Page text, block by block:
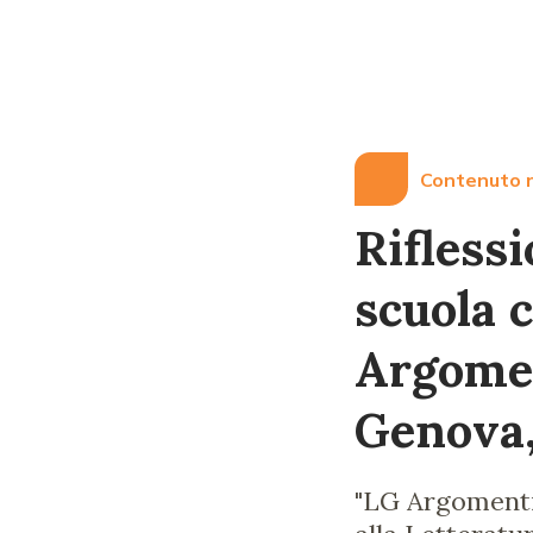
Contenuto
scuola
"LG